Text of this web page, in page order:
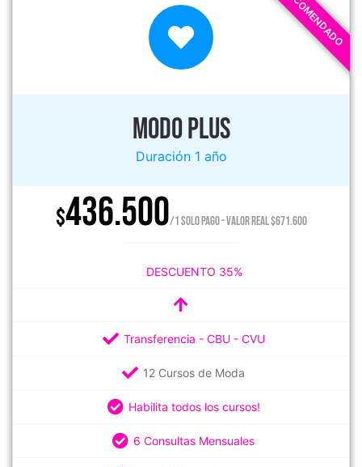
MODO PLUS
Duración 1 año
$436.500/1 SOLO PAGO - VALOR REAL $671.600
DESCUENTO 35%
Transferencia - CBU - CVU
12 Cursos de Moda
Habilita todos los cursos!
6 Consultas Mensuales